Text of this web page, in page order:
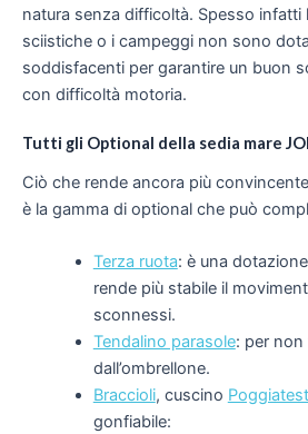
natura senza difficoltà. Spesso infatti
sciistiche o i campeggi non sono
soddisfacenti per garantire un buon
con difficoltà motoria.
Tutti gli Optional della sedia mare
Ciò che rende ancora più
è la gamma di optional che può
Terza ruota: è una
rende più stabile il
sconnessi.
Tendalino parasole: per non
dall’ombrellone.
Braccioli, cuscino
gonfiabile: